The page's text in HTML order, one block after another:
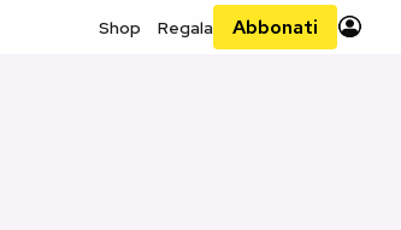
Shop Regala Abbonati